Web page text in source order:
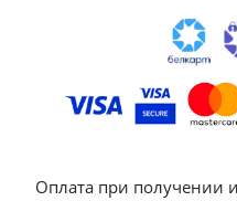
Оплата при получении